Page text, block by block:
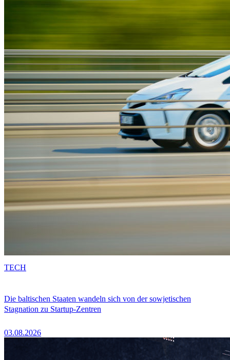
Die baltischen Staaten wandeln sich von der sowjetischen
Stagnation zu Startup-Zentren
03.08.2026
TECH